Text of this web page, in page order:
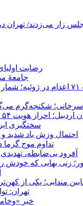
آتش؛ ۳۰ تیر ۱۳۳۱ میدان بهارستان
رضایت
جامعهٔ
شکنجه‌گرم
احراز هویت ۵۴ شهروند بازداشت‌شده در اعتراضات دی‌ماه ۱۴۰۴
سختگیری
احتمال وزش باد شدید
تداوم موج گرما در ایران؛
آفرود بی‌ضابطه،
زنی بهایی که خودش
مندایی؛ یکی از
تهران:
خبر